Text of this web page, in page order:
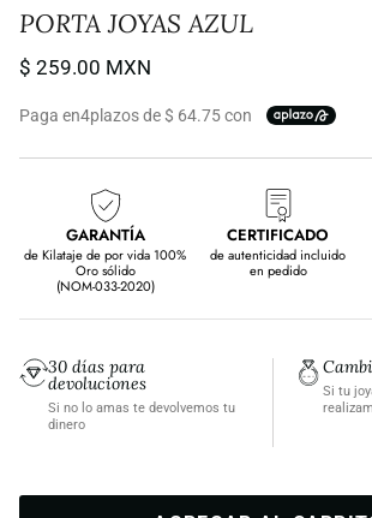
PORTA JOYAS AZUL
$ 259.00 MXN
Paga en4plazos de $ 64.75 con
GARANTÍA
de Kilataje de por vida 100%
Oro sólido
(NOM-033-2020)
CERTIFICADO
de autenticidad incluido
en pedido
30 días para
devoluciones
Si no lo amas te devolvemos tu
dinero
Si tu